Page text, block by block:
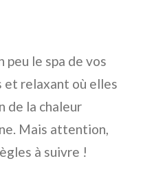
peu le spa de vos
relaxant où elles
de la chaleur
Mais attention,
à suivre !